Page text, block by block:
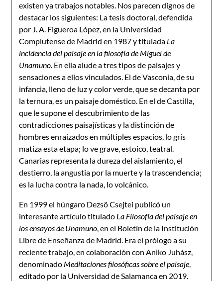
existen ya trabajos notables. Nos parecen dignos de
destacar los siguientes: La tesis doctoral, defendida
por J. A. Figueroa López, en la Universidad
Complutense de Madrid en 1987 y titulada La
incidencia del paisaje en la filosofía de Miguel de
Unamuno. En ella alude a tres tipos de paisajes y
sensaciones a ellos vinculados. El de Vasconia, de su
infancia, lleno de luz y color verde, que se decanta por
la ternura, es un paisaje doméstico. En el de Castilla,
que le supone el descubrimiento de las
contradicciones paisajísticas y la distinción de
hombres enraizados en múltiples espacios, lo gris
matiza esta etapa; lo ve grave, estoico, teatral.
Canarias representa la dureza del aislamiento, el
destierro, la angustia por la muerte y la trascendencia;
es la lucha contra la nada, lo volcánico.
En 1999 el húngaro Dezsö Csejtei publicó un
interesante artículo titulado La Filosofía del paisaje en
los ensayos de Unamuno, en el Boletín de la Institución
Libre de Enseñanza de Madrid. Era el prólogo a su
reciente trabajo, en colaboración con Aniko Juhász,
denominado Meditaciones filosóficas sobre el paisaje,
editado por la Universidad de Salamanca en 2019.